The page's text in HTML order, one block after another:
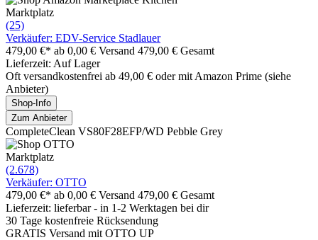
Marktplatz
(25)
Verkäufer: EDV-Service Stadlauer
479,00 €* ab 0,00 € Versand 479,00 € Gesamt
Lieferzeit: Auf Lager
Oft versandkostenfrei ab 49,00 € oder mit Amazon Prime (siehe
Anbieter)
Shop-Info
Zum Anbieter
CompleteClean VS80F28EFP/WD Pebble Grey
Marktplatz
(2.678)
Verkäufer: OTTO
479,00 €* ab 0,00 € Versand 479,00 € Gesamt
Lieferzeit: lieferbar - in 1-2 Werktagen bei dir
30 Tage kostenfreie Rücksendung
GRATIS Versand mit OTTO UP